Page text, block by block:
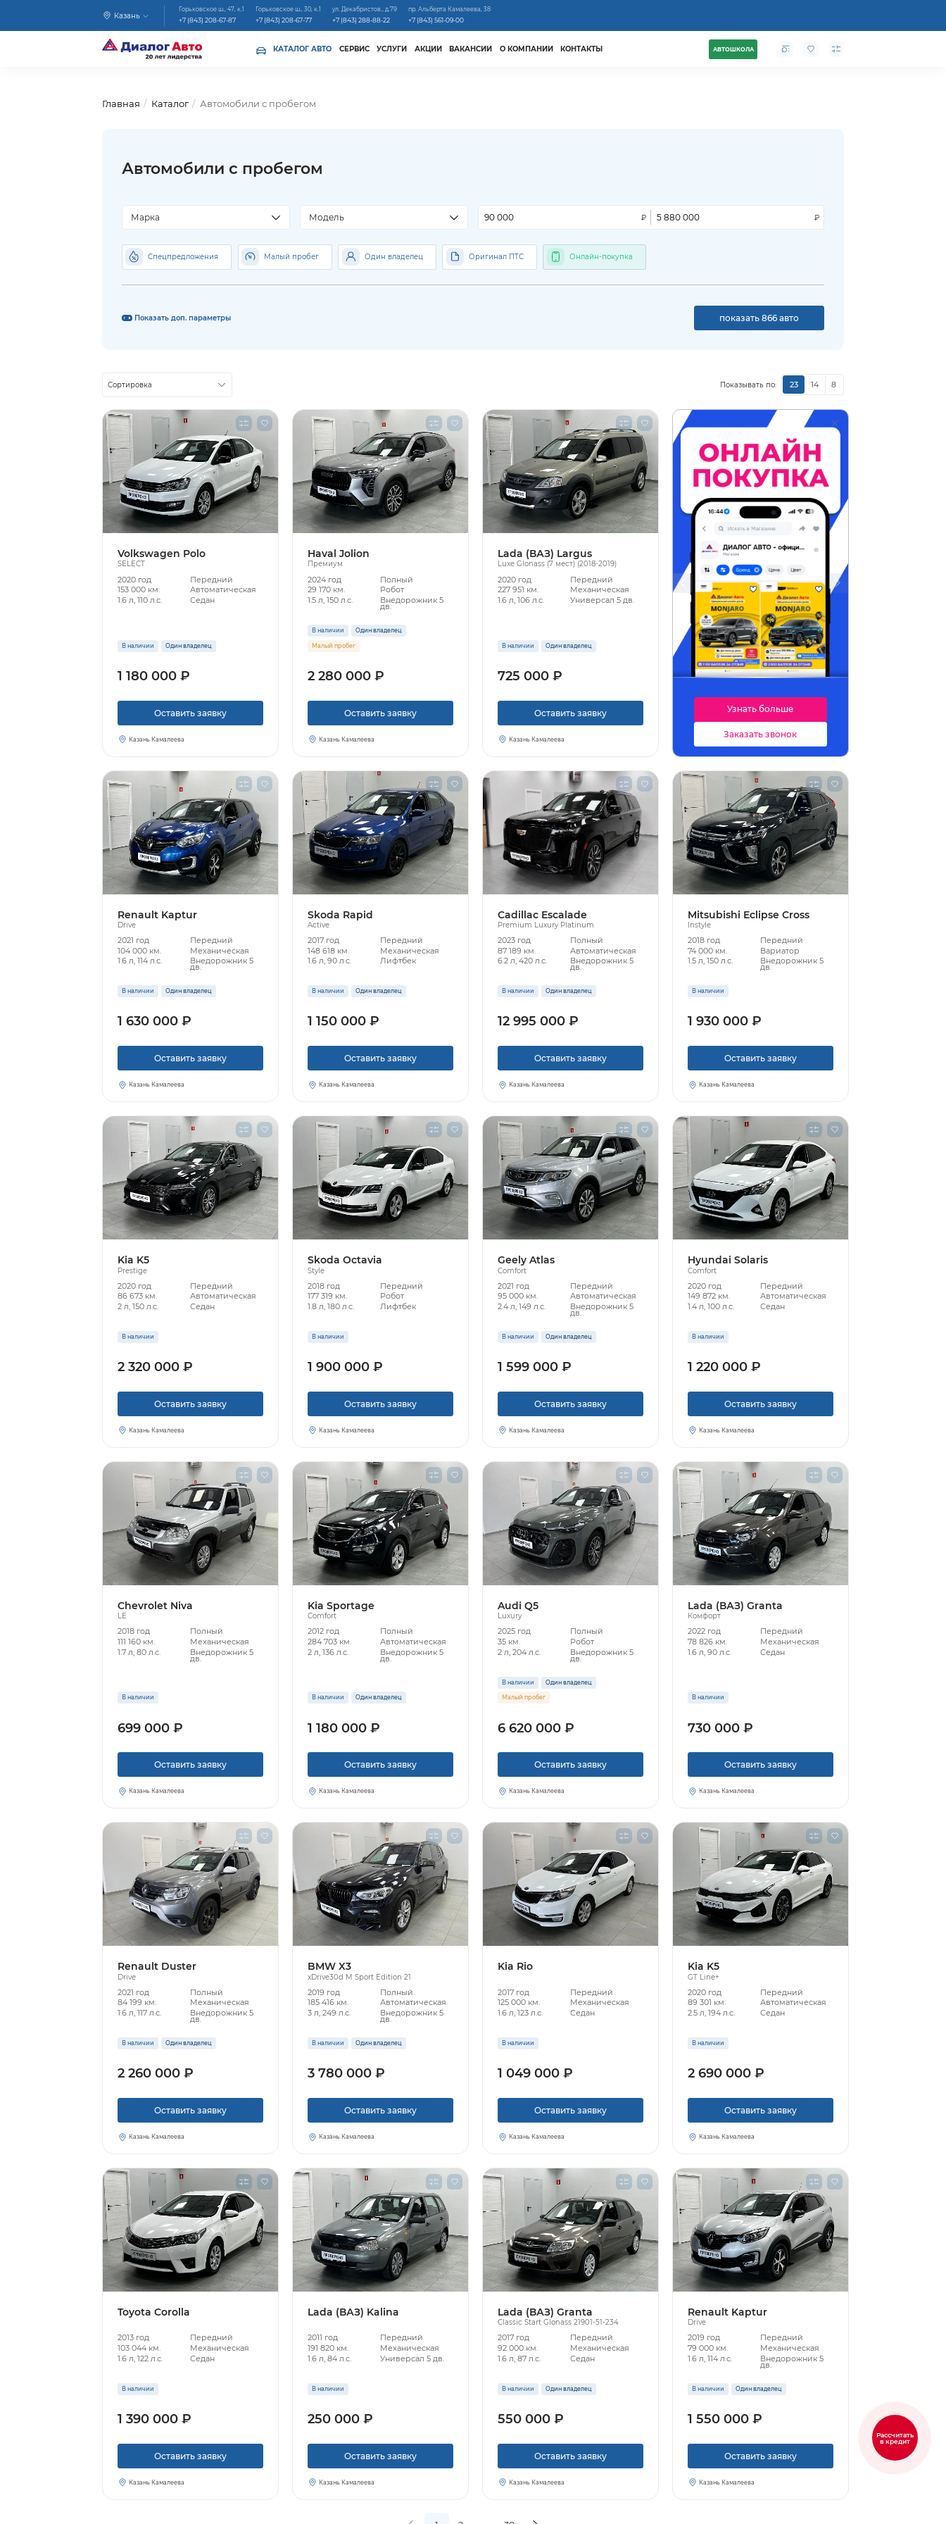
Казань
Горьковское ш., 47, к.1
+7 (843) 208-67-87
Горьковское ш., 30, к.1
+7 (843) 208-67-77
ул. Декабристов., д.79
+7 (843) 288-88-22
пр. Альберта Камалеева, 38
+7 (843) 561-09-00
КАТАЛОГ АВТО СЕРВИС УСЛУГИ АКЦИИ ВАКАНСИИ О КОМПАНИИ КОНТАКТЫ АВТОШКОЛА
Главная Каталог Автомобили с пробегом
Автомобили с пробегом
Марка Модель
Спецпредложения Малый пробег Один владелец Оригинал ПТС Онлайн-покупка
Показать доп. параметры показать 866 авто
Сортировка Показывать по: 23 14 8
Volkswagen Polo
SELECT
2020 год
Передний
153 000 км.
Автоматическая
1.6 л, 110 л.с.
Седан
В наличии Один владелец
1 180 000 ₽
Оставить заявку
Казань Камалеева
Haval Jolion
Премиум
2024 год
Полный
29 170 км.
Робот
1.5 л, 150 л.с.
Внедорожник 5
дв.
В наличии Один владелец
Малый пробег
2 280 000 ₽
Оставить заявку
Казань Камалеева
Lada (ВАЗ) Largus
Luxe Glonass (7 мест) (2018-2019)
2020 год
Передний
227 951 км.
Механическая
1.6 л, 106 л.с.
Универсал 5 дв.
В наличии Один владелец
725 000 ₽
Оставить заявку
Казань Камалеева
Узнать больше Узнать больше
Заказать звонок
Renault Kaptur
Drive
2021 год
Передний
104 000 км.
Механическая
1.6 л, 114 л.с.
Внедорожник 5
дв.
В наличии Один владелец
1 630 000 ₽
Оставить заявку
Казань Камалеева
Skoda Rapid
Active
2017 год
Передний
148 618 км.
Механическая
1.6 л, 90 л.с.
Лифтбек
В наличии Один владелец
1 150 000 ₽
Оставить заявку
Казань Камалеева
Cadillac Escalade
Premium Luxury Platinum
2023 год
Полный
87 189 км.
Автоматическая
6.2 л, 420 л.с.
Внедорожник 5
дв.
В наличии Один владелец
12 995 000 ₽
Оставить заявку
Казань Камалеева
Mitsubishi Eclipse Cross
Instyle
2018 год
Передний
74 000 км.
Вариатор
1.5 л, 150 л.с.
Внедорожник 5
дв.
В наличии
1 930 000 ₽
Оставить заявку
Казань Камалеева
Kia K5
Prestige
2020 год
Передний
86 673 км.
Автоматическая
2 л, 150 л.с.
Седан
В наличии
2 320 000 ₽
Оставить заявку
Казань Камалеева
Skoda Octavia
Style
2018 год
Передний
177 319 км.
Робот
1.8 л, 180 л.с.
Лифтбек
В наличии
1 900 000 ₽
Оставить заявку
Казань Камалеева
Geely Atlas
Comfort
2021 год
Передний
95 000 км.
Автоматическая
2.4 л, 149 л.с.
Внедорожник 5
дв.
В наличии Один владелец
1 599 000 ₽
Оставить заявку
Казань Камалеева
Hyundai Solaris
Comfort
2020 год
Передний
149 872 км.
Автоматическая
1.4 л, 100 л.с.
Седан
В наличии
1 220 000 ₽
Оставить заявку
Казань Камалеева
Chevrolet Niva
LE
2018 год
Полный
111 160 км.
Механическая
1.7 л, 80 л.с.
Внедорожник 5
дв.
В наличии
699 000 ₽
Оставить заявку
Казань Камалеева
Kia Sportage
Comfort
2012 год
Полный
284 703 км.
Автоматическая
2 л, 136 л.с.
Внедорожник 5
дв.
В наличии Один владелец
1 180 000 ₽
Оставить заявку
Казань Камалеева
Audi Q5
Luxury
2025 год
Полный
35 км.
Робот
2 л, 204 л.с.
Внедорожник 5
дв.
В наличии Один владелец
Малый пробег
6 620 000 ₽
Оставить заявку
Казань Камалеева
Lada (ВАЗ) Granta
Комфорт
2022 год
Передний
78 826 км.
Механическая
1.6 л, 90 л.с.
Седан
В наличии
730 000 ₽
Оставить заявку
Казань Камалеева
Renault Duster
Drive
2021 год
Полный
84 199 км.
Механическая
1.6 л, 117 л.с.
Внедорожник 5
дв.
В наличии Один владелец
2 260 000 ₽
Оставить заявку
Казань Камалеева
BMW X3
xDrive30d M Sport Edition 21
2019 год
Полный
185 416 км.
Автоматическая
3 л, 249 л.с.
Внедорожник 5
дв.
В наличии Один владелец
3 780 000 ₽
Оставить заявку
Казань Камалеева
Kia Rio
2017 год
Передний
125 000 км.
Механическая
1.6 л, 123 л.с.
Седан
В наличии
1 049 000 ₽
Оставить заявку
Казань Камалеева
Kia K5
GT Line+
2020 год
Передний
89 301 км.
Автоматическая
2.5 л, 194 л.с.
Седан
В наличии
2 690 000 ₽
Оставить заявку
Казань Камалеева
Toyota Corolla
2013 год
Передний
103 044 км.
Механическая
1.6 л, 122 л.с.
Седан
В наличии
1 390 000 ₽
Оставить заявку
Казань Камалеева
Lada (ВАЗ) Kalina
2011 год
Передний
191 820 км.
Механическая
1.6 л, 84 л.с.
Универсал 5 дв.
В наличии
250 000 ₽
Оставить заявку
Казань Камалеева
Lada (ВАЗ) Granta
Classic Start Glonass 21901-51-234
2017 год
Передний
92 000 км.
Механическая
1.6 л, 87 л.с.
Седан
В наличии Один владелец
550 000 ₽
Оставить заявку
Казань Камалеева
Renault Kaptur
Drive
2019 год
Передний
79 000 км.
Механическая
1.6 л, 114 л.с.
Внедорожник 5
дв.
В наличии Один владелец
1 550 000 ₽
Оставить заявку
Казань Камалеева
Рассчитать
в кредит